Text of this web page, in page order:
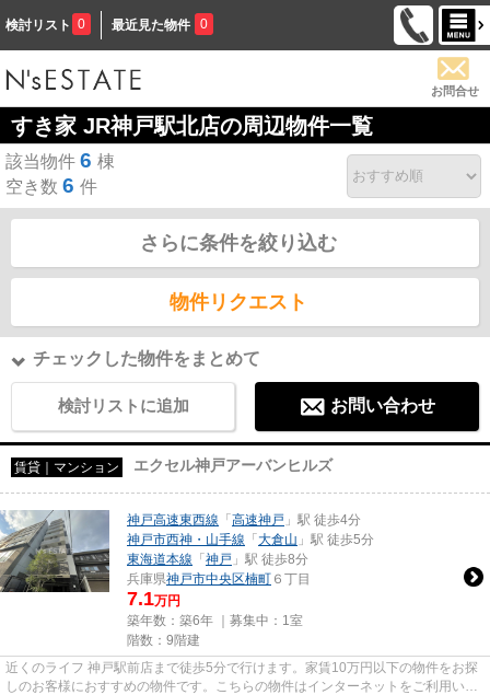
検討リスト 0 最近見た物件 0
お問合せ
すき家 JR神戸駅北店の周辺物件一覧
該当物件 6 棟
空き数 6 件
さらに条件を絞り込む
物件リクエスト
チェックした物件をまとめて
検討リストに追加 お問い合わせ
賃貸｜マンション エクセル神戸アーバンヒルズ
神戸高速東西線 「 高速神戸 」駅 徒歩4分
神戸市西神・山手線 「 大倉山 」駅 徒歩5分
東海道本線 「 神戸 」駅 徒歩8分
兵庫県神戸市中央区楠町 ６丁目
7.1万円
築年数：築6年 ｜募集中： 1室
階数：9階建
近くのライフ 神戸駅前店まで徒歩5分で行けます。家賃10万円以下の物件をお探
しのお客様におすすめの物件です。こちらの物件はインターネットをご利用いた